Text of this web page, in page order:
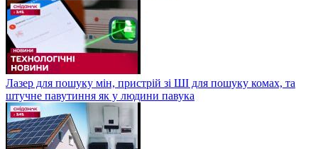
Лазер для пошуку мін, пристрій зі ШІ для пошуку комах, та
штучне павутиння як у людини павука